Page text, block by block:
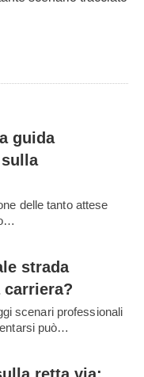
guida
delle tanto attese
strada
scenari professionali
può…